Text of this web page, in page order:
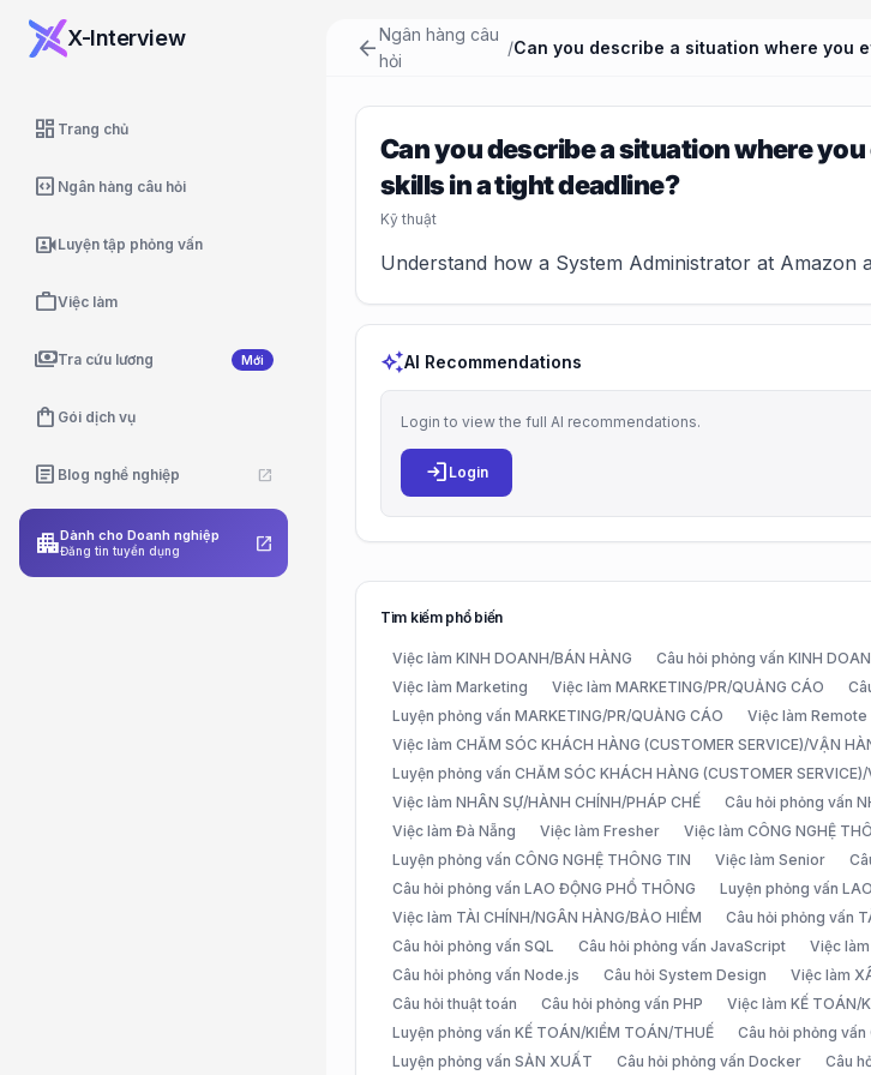
X-Interview
dashboard Trang chủ
code_blocks Ngân hàng câu hỏi
video_camera_frontLuyện tập phỏng vấn
workViệc làm
paymentsTra cứu lương Mới
shopping_bag Gói dịch vụ
article Blog nghề nghiệp open_in_new
apartmentDành cho Doanh nghiệp
Đăng tin tuyển dụng open_in_new
arrow_backNgân hàng câu
hỏi
/
Can you describe a situation where
skills in a tight deadline?
Kỹ thuật
Understand how a System Administrator at Amazon
auto_awesomeAI Recommendations
Login to view the full AI recommendations.
login Login
Tìm kiếm phổ biến
Việc làm KINH DOANH/BÁN HÀNG Câu hỏi phỏng vấn KINH
Việc làm Marketing
Việc làm MARKETING/PR/QUẢNG CÁO
Luyện phỏng vấn MARKETING/PR/QUẢNG CÁO
Việc làm Remote
Việc làm CHĂM SÓC KHÁCH HÀNG (CUSTOMER SERVICE)/VẬN
Luyện phỏng vấn CHĂM SÓC KHÁCH HÀNG (CUSTOMER
Việc làm NHÂN SỰ/HÀNH CHÍNH/PHÁP CHẾ
Câu hỏi phỏng vấn
Việc làm Đà Nẵng
Việc làm Fresher Việc làm CÔNG NGHỆ
Luyện phỏng vấn CÔNG NGHỆ THÔNG TIN
Việc làm Senior
Câu hỏi phỏng vấn LAO ĐỘNG PHỔ THÔNG
Luyện phỏng vấn
Việc làm TÀI CHÍNH/NGÂN HÀNG/BẢO HIỂM
Câu hỏi phỏng vấn
Câu hỏi phỏng vấn SQL
Câu hỏi phỏng vấn JavaScript Việc
Câu hỏi phỏng vấn Node.js
Câu hỏi System Design Việc làm
Câu hỏi thuật toán
Câu hỏi phỏng vấn PHP Việc làm KẾ TOÁN/
Luyện phỏng vấn KẾ TOÁN/KIỂM TOÁN/THUẾ
Câu hỏi phỏng vấn
Luyện phỏng vấn SẢN XUẤT
Câu hỏi phỏng vấn Docker Câu